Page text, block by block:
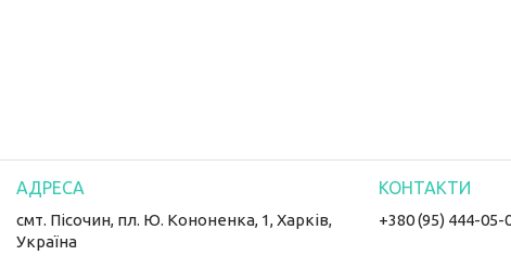
смт. Пісочин, пл. Ю. Кононенка, 1, Харків,
Україна
+380 (95) 444-05-